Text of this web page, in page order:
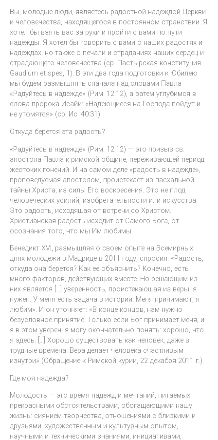
Вы, молодые люди, являетесь радостной надеждой Церкви
и человечества, находящегося в постоянном странствии. Я
хотел бы взять вас за руки и пройти с вами по пути
надежды. Я хотел бы говорить с вами о наших радостях и
надеждах, но также о печали и страданиях наших сердец и
страдающего человечества (ср. Пастырская конституция
Gaudium et spes, 1). В эти два года подготовки к Юбилею
мы будем размышлять сначала над словами Павла
«Радуйтесь в надежде» (Рим. 12:12), а затем углубимся в
слова пророка Исайи: «Надеющиеся на Господа пойдут и
не утомятся» (ср. Ис. 40:31).
Откуда берется эта радость?
«Радуйтесь в надежде» (Рим. 12:12) — это призыв св.
апостола Павла к римской общине, переживающей период
жестоких гонений. И на самом деле «радость в надежде»,
проповедуемая апостолом, проистекает из пасхальной
тайны Христа, из силы Его воскресения. Это не плод
человеческих усилий, изобретательности или искусства.
Это радость, исходящая от встречи со Христом.
Христианская радость исходит от Самого Бога, от
осознания того, что мы Им любимы.
Бенедикт XVI, размышляя о своем опыте на Всемирных
днях молодежи в Мадриде в 2011 году, спросил: «Радость,
откуда она берется? Как ее объяснить? Конечно, есть
много факторов, действующих вместе. Но решающим из
них является […] уверенность, проистекающая из веры: я
нужен. У меня есть задача в истории. Меня принимают, я
любим». И он уточняет: «В конце концов, нам нужно
безусловное принятие. Только если Бог принимает меня, и
я в этом уверен, я могу окончательно понять: хорошо, что
я здесь. […] Хорошо существовать как человек, даже в
трудные времена. Вера делает человека счастливым
изнутри» (Обращение к Римской курии, 22 декабря 2011 г.).
Где моя надежда?
Молодость — это время надежд и мечтаний, питаемых
прекрасными обстоятельствами, обогащающими нашу
жизнь: сиянием творчества, отношениями с близкими и
друзьями, художественным и культурным опытом,
научными и техническими знаниями, инициативами,